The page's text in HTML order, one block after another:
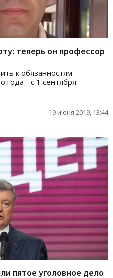
теперь он профессор
к обязанностям
года - с 1 сентября.
19 июня 2019, 13:44
пятое уголовное дело